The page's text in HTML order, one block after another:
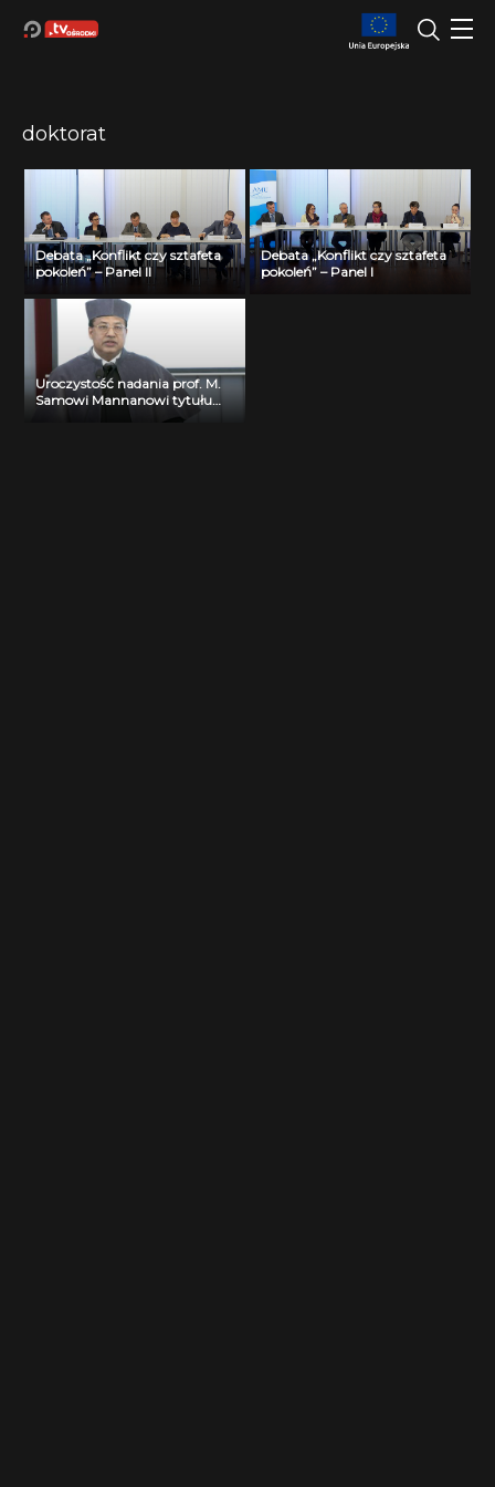
doktorat
Debata „Konflikt czy sztafeta
pokoleń” – Panel II
Debata „Konflikt czy sztafeta
pokoleń” – Panel I
Uroczystość nadania prof. M.
Samowi Mannanowi tytułu
doktora honoris causa PŁ